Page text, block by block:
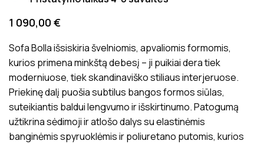
1 090,00 €
Sofa Bolla išsiskiria švelniomis, apvaliomis formomis,
kurios primena minkštą debesį – ji puikiai dera tiek
moderniuose, tiek skandinaviško stiliaus interjeruose.
Priekinę dalį puošia subtilus bangos formos siūlas,
suteikiantis baldui lengvumo ir išskirtinumo. Patogumą
užtikrina sėdimoji ir atlošo dalys su elastinėmis
banginėmis spyruoklėmis ir poliuretano putomis, kurios